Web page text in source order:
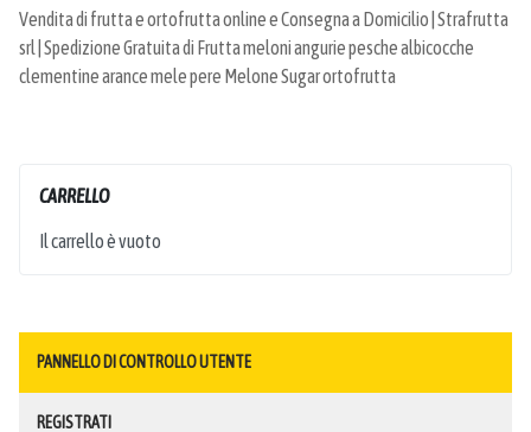
Vendita di frutta e ortofrutta online e Consegna a Domicilio | Strafrutta
srl | Spedizione Gratuita di Frutta meloni angurie pesche albicocche
clementine arance mele pere Melone Sugar ortofrutta
CARRELLO
Il carrello è vuoto
PANNELLO DI CONTROLLO UTENTE
REGISTRATI